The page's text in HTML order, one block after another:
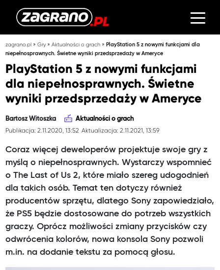
zagrano.pl »Gry»Aktualności o grach »PlayStation 5 z nowymi funkcjami dla
niepełnosprawnych. Świetne wyniki przedsprzedaży w Ameryce
PlayStation 5 z nowymi funkcjami
dla niepełnosprawnych. Świetne
wyniki przedsprzedaży w Ameryce
Bartosz Witoszka Aktualności o grach
Publikacja: 2.11.2020, 13:52 Aktualizacja: 2.11.2021, 13:59
Coraz więcej deweloperów projektuje swoje gry z
myślą o niepełnosprawnych. Wystarczy wspomnieć
o The Last of Us 2, które miało szereg udogodnień
dla takich osób. Temat ten dotyczy również
producentów sprzętu, dlatego Sony zapowiedziało,
że PS5 będzie dostosowane do potrzeb wszystkich
graczy. Oprócz możliwości zmiany przycisków czy
odwrócenia kolorów, nowa konsola Sony pozwoli
m.in. na dodanie tekstu za pomocą głosu.